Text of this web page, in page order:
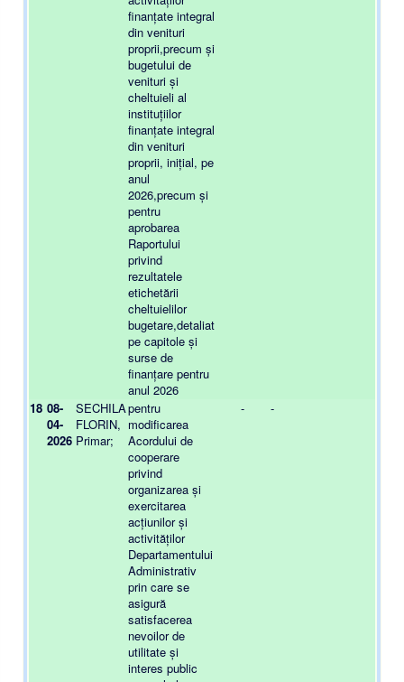
finanțate integral
din venituri
proprii,precum și
bugetului de
venituri și
cheltuieli al
instituțiilor
finanțate integral
din venituri
proprii, inițial, pe
anul
2026,precum și
pentru
aprobarea
Raportului
privind
rezultatele
etichetării
cheltuielilor
bugetare,detaliat
pe capitole și
surse de
finanțare pentru
anul 2026
18 08-
04-
2026
SECHILA
FLORIN,
Primar;
pentru
modificarea
Acordului de
cooperare
privind
organizarea și
exercitarea
acțiunilor și
activităților
Departamentului
Administrativ
prin care se
asigură
satisfacerea
nevoilor de
utilitate și
interes public
- -